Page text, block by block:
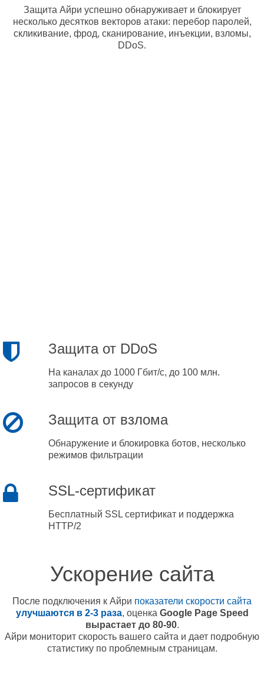
Защита Айри успешно обнаруживает и блокирует
несколько десятков векторов атаки: перебор паролей,
скликивание, фрод, сканирование, инъекции, взломы,
DDoS.
Защита от DDoS
На каналах до 1000 Гбит/с, до 100 млн.
запросов в секунду
Защита от взлома
Обнаружение и блокировка ботов, несколько
режимов фильтрации
SSL-сертификат
Бесплатный SSL сертификат и поддержка
HTTP/2
Ускорение сайта
После подключения к Айри показатели скорости сайта
улучшаются в 2-3 раза, оценка Google Page Speed
вырастает до 80-90.
Айри мониторит скорость вашего сайта и дает подробную
статистику по проблемным страницам.